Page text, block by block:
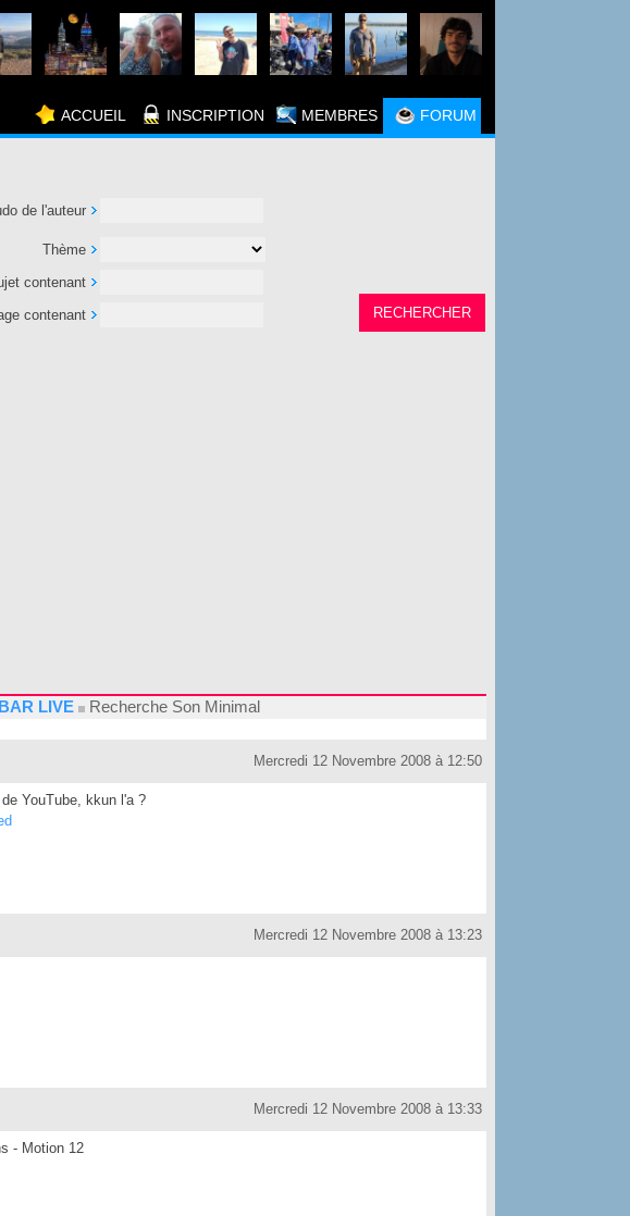
ACCUEIL INSCRIPTION MEMBRES FORUM
de l'auteur
Thème
contenant
contenant
BAR LIVE Recherche Son Minimal
Mercredi 12 Novembre 2008 à 12:50
YouTube, kkun l'a ?
Mercredi 12 Novembre 2008 à 13:23
Mercredi 12 Novembre 2008 à 13:33
- Motion 12